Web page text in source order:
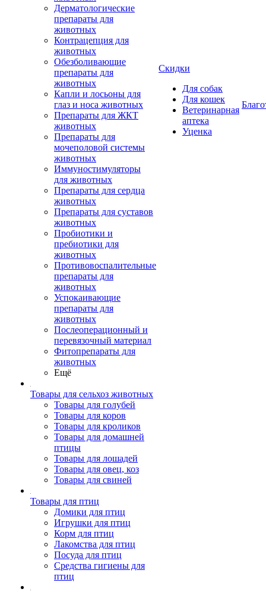
Дерматологические
препараты для
животных
Контрацепция для
животных
Обезболивающие
препараты для
животных
Капли и лосьоны для
глаз и носа животных
Препараты для ЖКТ
животных
Препараты для
мочеполовой системы
животных
Иммуностимуляторы
для животных
Препараты для сердца
животных
Препараты для суставов
животных
Пробиотики и
пребиотики для
животных
Противовоспалительные
препараты для
животных
Успокаивающие
препараты для
животных
Послеоперационный и
перевязочный материал
Фитопрепараты для
животных
Ещё
Товары для сельхоз животных
Товары для голубей
Товары для коров
Товары для кроликов
Товары для домашней
птицы
Товары для лошадей
Товары для овец, коз
Товары для свиней
Товары для птиц
Домики для птиц
Игрушки для птиц
Корм для птиц
Лакомства для птиц
Посуда для птиц
Средства гигиены для
птиц
Скидки
Для собак
Для кошек
Ветеринарная
аптека
Уценка